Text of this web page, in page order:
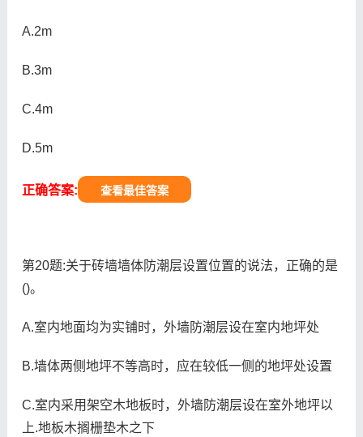
A.2m
B.3m
C.4m
D.5m
正确答案: 查看最佳答案
第20题:关于砖墙墙体防潮层设置位置的说法，正确的是
()。
A.室内地面均为实铺时，外墙防潮层设在室内地坪处
B.墙体两侧地坪不等高时，应在较低一侧的地坪处设置
C.室内采用架空木地板时，外墙防潮层设在室外地坪以
上.地板木搁栅垫木之下